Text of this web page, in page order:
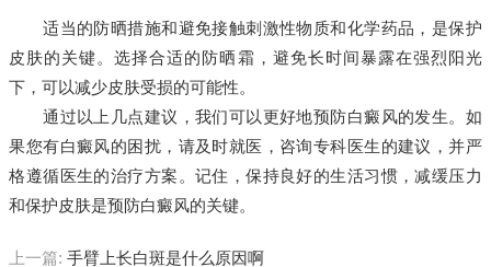
适当的防晒措施和避免接触刺激性物质和化学药品，是保护
皮肤的关键。选择合适的防晒霜，避免长时间暴露在强烈阳光
下，可以减少皮肤受损的可能性。
通过以上几点建议，我们可以更好地预防白癜风的发生。如
果您有白癜风的困扰，请及时就医，咨询专科医生的建议，并严
格遵循医生的治疗方案。记住，保持良好的生活习惯，减缓压力
和保护皮肤是预防白癜风的关键。
上一篇:手臂上长白斑是什么原因啊